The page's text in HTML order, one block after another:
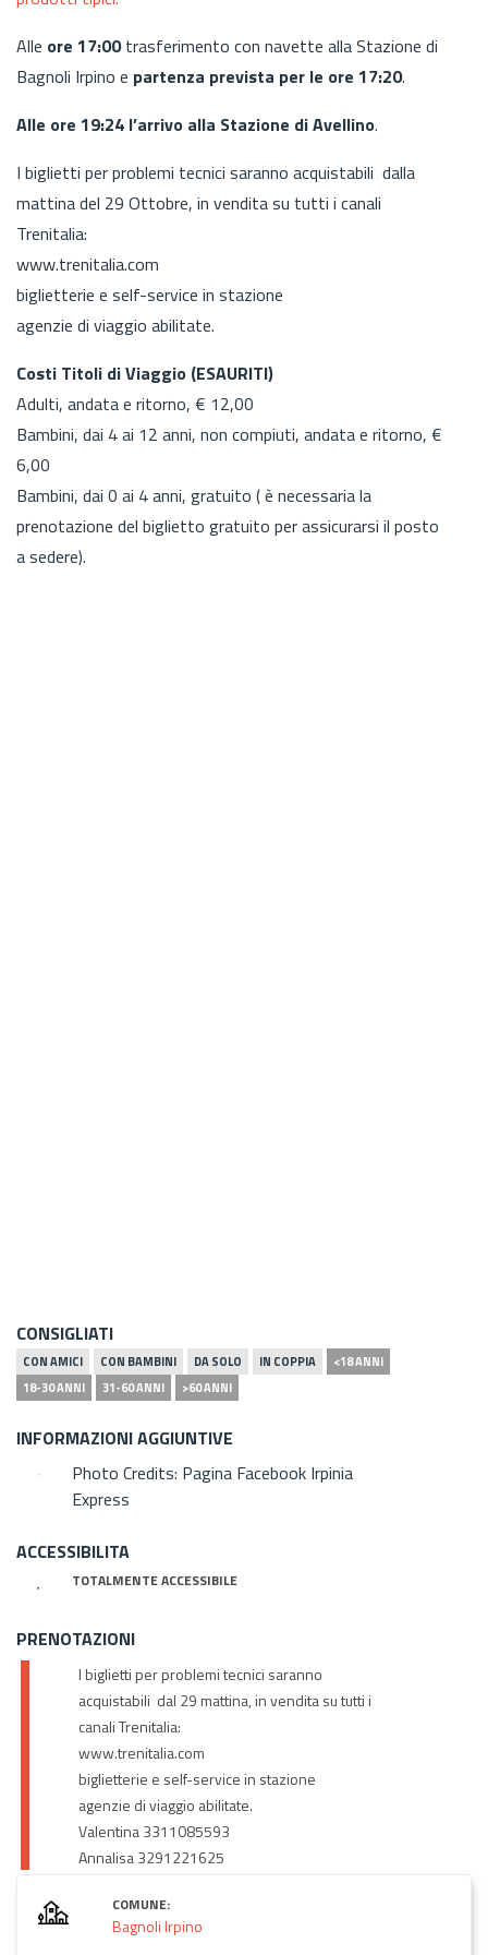
Alle ore 17:00trasferimento con navette alla Stazione di
Bagnoli Irpino e partenza prevista per le ore 17:20.
Alle ore 19:24 l’arrivo alla Stazione di Avellino.
I biglietti per problemi tecnici saranno acquistabili dalla
mattina del 29 Ottobre, in vendita su tutti i canali
Trenitalia:
www.trenitalia.com
biglietterie e self-service in stazione
agenzie di viaggio abilitate.
Costi Titoli di Viaggio (ESAURITI)
Adulti, andata e ritorno, € 12,00
Bambini, dai 4 ai 12 anni, non compiuti, andata e ritorno, €
6,00
Bambini, dai 0 ai 4 anni, gratuito ( è necessaria la
prenotazione del biglietto gratuito per assicurarsi il posto
a sedere).
CONSIGLIATI
CON AMICI CON BAMBINI DA SOLO IN COPPIA
<18 ANNI
18-30 ANNI
31-60 ANNI >60 ANNI
INFORMAZIONI AGGIUNTIVE
Photo Credits: Pagina Facebook Irpinia
Express
ACCESSIBILITA
TOTALMENTE ACCESSIBILE
PRENOTAZIONI
I biglietti per problemi tecnici saranno
acquistabili dal 29 mattina, in vendita su tutti i
canali Trenitalia:
www.trenitalia.com
biglietterie e self-service in stazione
agenzie di viaggio abilitate.
Valentina 3311085593
Annalisa 3291221625
COMUNE:
Bagnoli Irpino